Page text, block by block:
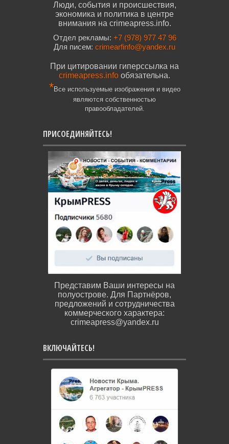
Люди, события и происшествия,
экономика и политика в центре
внимания на crimeapress.info.
Отдел рекламы: +7 (978) 977 47 96
Для писем: crimearfinfo@yandex.ru
При цитировании гиперссылка на
crimeapress.info обязательна.
*Все используемые изображения и видео
являются собственностью
правообладателей.
ПРИСОЕДИНЯЙТЕСЬ!
Представим Ваши интересы на
полуострове. Для Партнёров,
предложений и сотрудничества
коммерческого характера:
crimeapress@yandex.ru
ВКЛЮЧАЙТЕСЬ!